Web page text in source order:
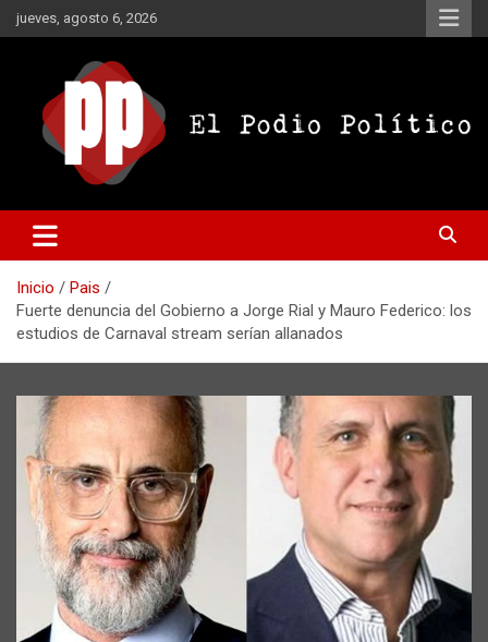
Saltar
al
jueves, agosto 6, 2026
El Podio Político – © Argentina
Inicio
Pais
Fuerte denuncia del Gobierno a Jorge Rial y Mauro Federico: los
estudios de Carnaval stream serían allanados